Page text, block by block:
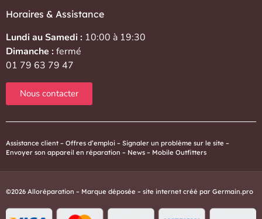
Horaires & Assistance
Lundi au Samedi : 10:00 à 19:30
Dimanche :fermé
01 79 63 79 47
Nous contacter
Assistance client – Offres d’emploi – Signaler un problème sur le site –
Envoyer son appareil en réparation – News – Mobile Outfitters
©2026 Alloréparation – Marque déposée – site internet créé par Germain.pro